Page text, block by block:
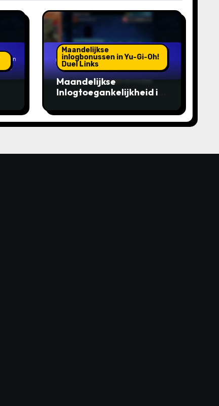
Maandelijkse
inlogbonussen in Yu-Gi-Oh!
Duel Links
Maandelijkse
Inlogtoegankelijkheid in
Zorgen dat alle spelers
kunnen deelnemen,